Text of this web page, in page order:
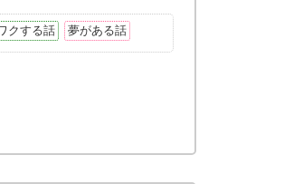
クする話 夢がある話